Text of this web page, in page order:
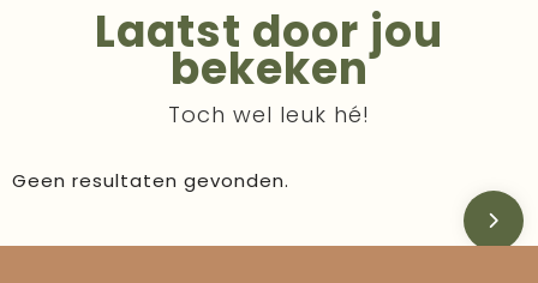
Laatst door jou
bekeken
Toch wel leuk hé!
Geen resultaten gevonden.